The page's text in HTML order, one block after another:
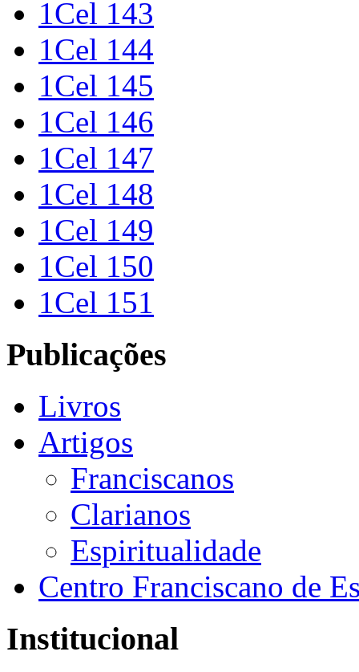
1Cel 143
1Cel 144
1Cel 145
1Cel 146
1Cel 147
1Cel 148
1Cel 149
1Cel 150
1Cel 151
Publicações
Livros
Artigos
Franciscanos
Clarianos
Espiritualidade
Centro Franciscano de
Institucional